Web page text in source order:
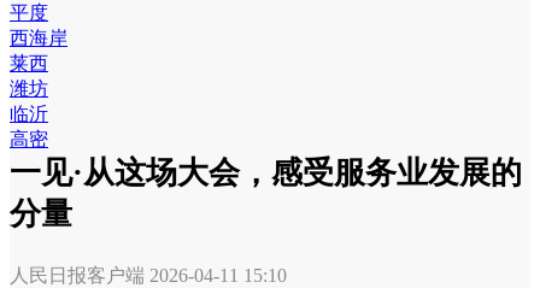
平度
西海岸
莱西
潍坊
临沂
高密
一见·从这场大会，感受服务业发展的
分量
人民日报客户端 2026-04-11 15:10